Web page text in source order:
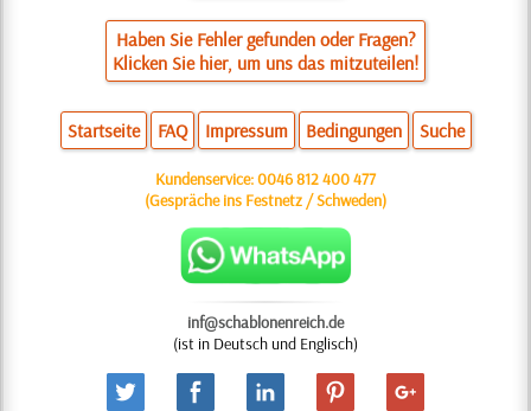
Haben Sie Fehler gefunden oder Fragen?
Klicken Sie hier, um uns das mitzuteilen!
Startseite FAQ Impressum Bedingungen Suche
Kundenservice:0046 812 400 477
(Gespräche ins Festnetz / Schweden)
inf@schablonenreich.de
(ist in Deutsch und Englisch)